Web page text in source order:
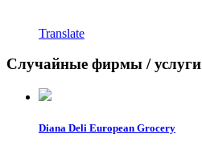
Translate
Случайные фирмы / услуги
Diana Deli European Grocery